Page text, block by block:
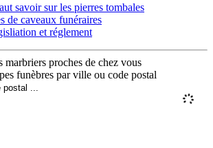
savoir sur les pierres tombales
de caveaux funéraires
et réglement
marbriers proches de chez vous
funèbres par ville ou code postal